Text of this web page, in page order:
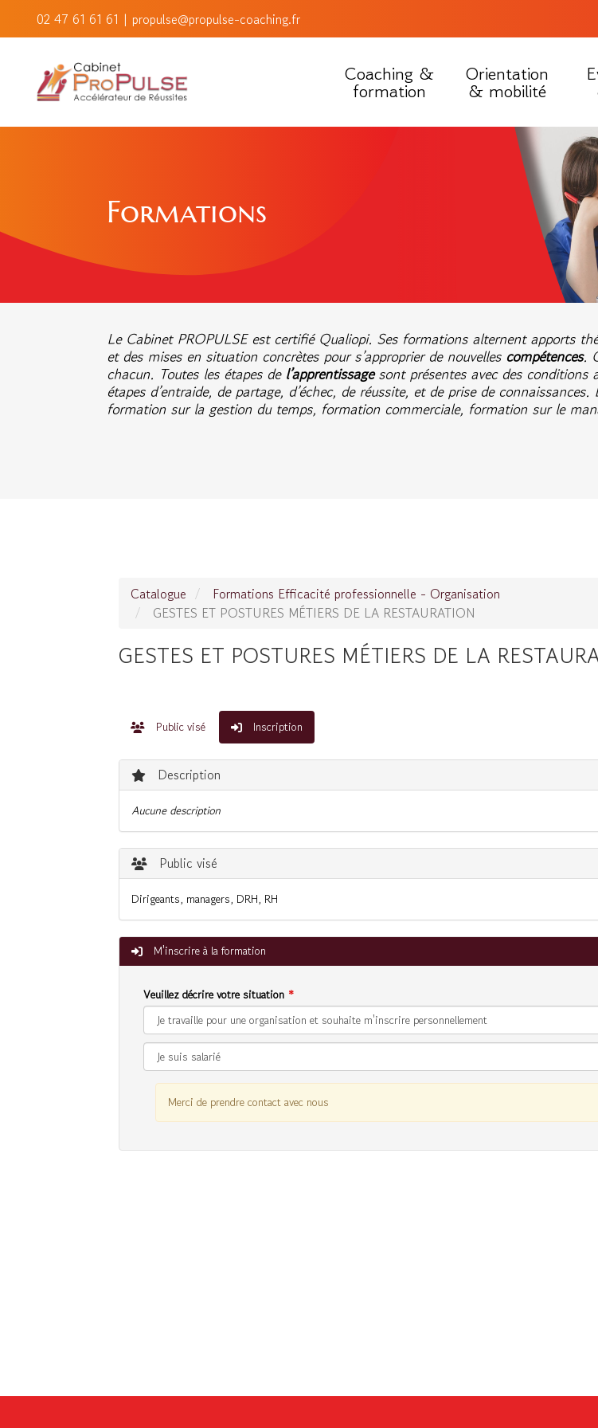
02 47 61 61 61 | propulse@propulse-coaching.fr
Coaching &
formation
Orientation
& mobilité
Formations
Le Cabinet PROPULSE est certifié Qualiopi. Ses formations alternent apports
et des mises en situation concrètes pour s’approprier de nouvelles compétences.
chacun. Toutes les étapes de l’apprentissagesont présentes avec des conditions
étapes d’entraide, de partage, d’échec, de réussite, et de prise de
formation sur la gestion du temps, formation commerciale, formation sur le
Catalogue
Formations Efficacité professionnelle - Organisation
GESTES ET POSTURES MÉTIERS DE LA RESTAURATION
GESTES ET POSTURES MÉTIERS DE LA
Public visé
Inscription
Description
Aucune description
Public visé
Dirigeants, managers, DRH, RH
M'inscrire à la formation
Veuillez décrire votre situation
Merci de prendre contact avec nous